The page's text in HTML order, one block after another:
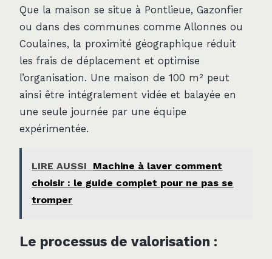
Que la maison se situe à Pontlieue, Gazonfier
ou dans des communes comme Allonnes ou
Coulaines, la proximité géographique réduit
les frais de déplacement et optimise
l’organisation. Une maison de 100 m² peut
ainsi être intégralement vidée et balayée en
une seule journée par une équipe
expérimentée.
LIRE AUSSI
Machine à laver comment
choisir : le guide complet pour ne pas se
tromper
Le processus de valorisation :